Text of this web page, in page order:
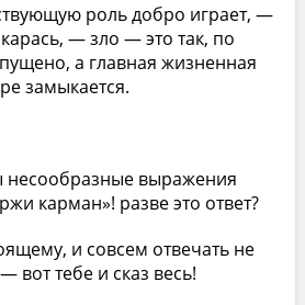
роль добро играет, —
— зло — это так, по
а главная жизненная
замыкается.
несообразные выражения
карман»! разве это ответ?
и совсем отвечать не
вот тебе и сказ весь!